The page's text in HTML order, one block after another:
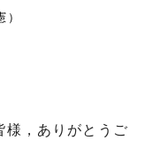
）
様，ありがとうご